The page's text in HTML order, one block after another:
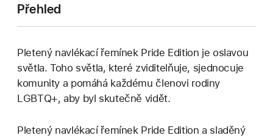
Přehled
Pletený navlékací řemínek Pride Edition je oslavou
světla. Toho světla, které zviditelňuje, sjednocuje
komunity a pomáhá každému členovi rodiny
LGBTQ+, aby byl skutečně vidět.
Pletený navlékací řemínek Pride Edition a sladěný